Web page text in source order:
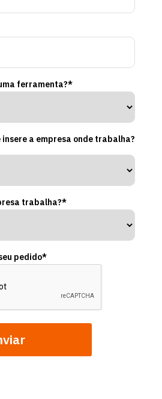
ferramenta?*
insere a empresa onde trabalha?
trabalha?*
pedido*